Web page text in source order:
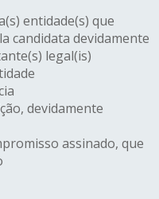
entidade(s) que
candidata devidamente
legal(is)
devidamente
assinado, que